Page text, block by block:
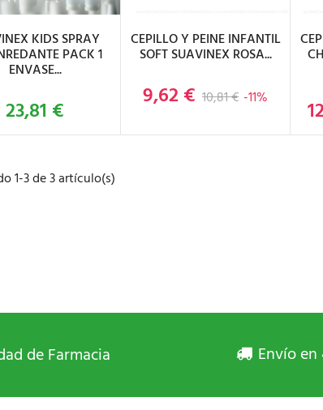
KIDS SPRAY
PACK 1
ENVASE...
Precio
23,81 €
CEPILLO Y PEINE INFANTIL
SOFT SUAVINEX ROSA...
Precio base
10,81 € -11%
Precio
9,62 €
1-3 de 3 artículo(s)
de Farmacia Envío